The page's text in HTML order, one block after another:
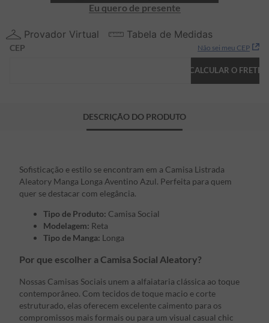
Eu quero de presente
Provador Virtual Tabela de Medidas
CEP Não sei meu CEP
CALCULAR O FRETE
DESCRIÇÃO DO PRODUTO
Sofisticação e estilo se encontram em a Camisa Listrada
Aleatory Manga Longa Aventino Azul. Perfeita para quem
quer se destacar com elegância.
Tipo de Produto: Camisa Social
Modelagem: Reta
Tipo de Manga: Longa
Por que escolher a Camisa Social Aleatory?
Nossas Camisas Sociais unem a alfaiataria clássica ao toque
contemporâneo. Com tecidos de toque macio e corte
estruturado, elas oferecem excelente caimento para os
compromissos mais formais ou para um visual casual chic